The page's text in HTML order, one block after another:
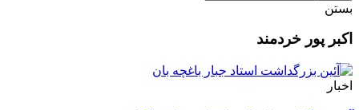
بستن
اکبر پور خردمند
اخبار